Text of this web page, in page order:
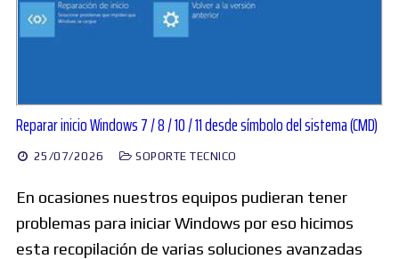
Reparar inicio Windows 7 / 8 / 10 / 11 desde símbolo del sistema (CMD)
25/07/2026 SOPORTE TECNICO
En ocasiones nuestros equipos pudieran tener
problemas para iniciar Windows por eso hicimos
esta recopilación de varias soluciones avanzadas